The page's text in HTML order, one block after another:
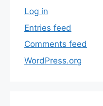
Log in
Entries feed
Comments feed
WordPress.org